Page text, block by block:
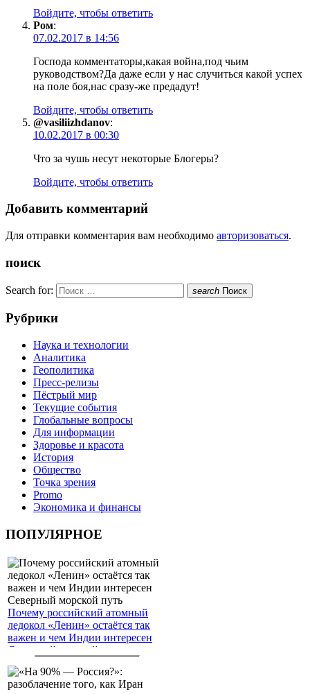
Войдите, чтобы ответить
Ром:
07.02.2017 в 14:56
Господа комментаторы,какая война,под чьим
руководством?Да даже если у нас случиться какой успех
на поле боя,нас сразу-же предадут!
Войдите, чтобы ответить
@vasiliizhdanov:
10.02.2017 в 00:30
Что за чушь несут некоторые Блогеры?
Войдите, чтобы ответить
Добавить комментарий
Для отправки комментария вам необходимо авторизоваться.
поиск
Search for: search Поиск
Рубрики
Наука и технологии
Аналитика
Геополитика
Пресс-релизы
Пёстрый мир
Текущие события
Глобальные вопросы
Для информации
Здоровье и красота
История
Общество
Точка зрения
Promo
Экономика и финансы
ПОПУЛЯРНОЕ
Почему российский атомный
ледокол «Ленин» остаётся так
важен и чем Индии интересен
Северный морской путь